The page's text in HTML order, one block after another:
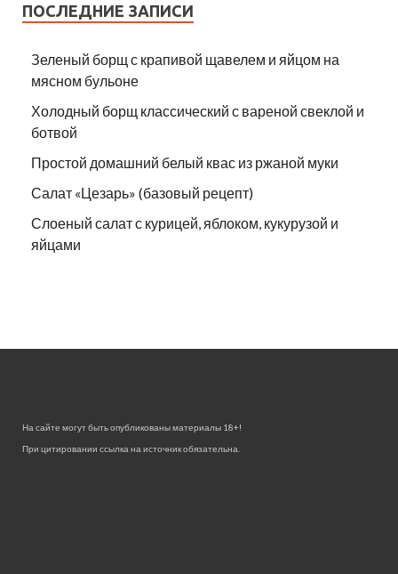
ПОСЛЕДНИЕ ЗАПИСИ
Зеленый борщ с крапивой щавелем и яйцом на
мясном бульоне
Холодный борщ классический с вареной свеклой и
ботвой
Простой домашний белый квас из ржаной муки
Салат «Цезарь» (базовый рецепт)
Слоеный салат с курицей, яблоком, кукурузой и
яйцами
На сайте могут быть опубликованы материалы 18+!
При цитировании ссылка на источник обязательна.